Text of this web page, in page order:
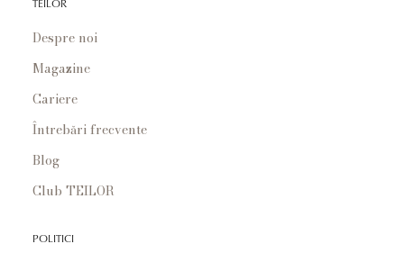
Despre noi
Magazine
Cariere
Întrebări frecvente
Blog
Club TEILOR
POLITICI